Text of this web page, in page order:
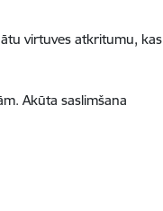
virtuves atkritumu, kas
Akūta saslimšana